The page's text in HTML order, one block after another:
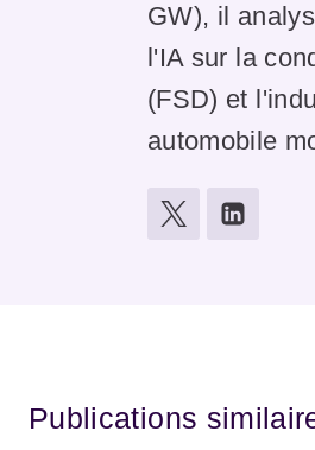
GW), il
l'IA sur la
(FSD) et
automobile
Publications